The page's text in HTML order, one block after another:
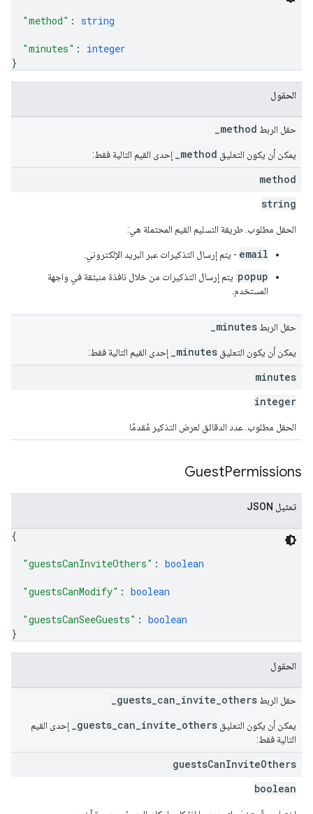
"method" : string
"minutes" : integer
}
الحقول
حقل الربط _method
يمكن أن يكون التعليق _method إحدى القيم التالية فقط:
method
string
الحقل مطلوب. طريقة التسليم القيم المحتملة هي:
email - يتم إرسال التذكيرات عبر البريد الإلكتروني.
popup: يتم إرسال التذكيرات من خلال نافذة منبثقة في واجهة
المستخدم.
حقل الربط _minutes
يمكن أن يكون التعليق _minutes إحدى القيم التالية فقط:
minutes
integer
الحقل مطلوب. عدد الدقائق لعرض التذكير مُقدمًا
GuestPermissions
تمثيل JSON
{
"guestsCanInviteOthers" : boolean
"guestsCanModify" : boolean
"guestsCanSeeGuests" : boolean
}
الحقول
حقل الربط _guests_can_invite_others
يمكن أن يكون التعليق _guests_can_invite_others
إحدى القيم
التالية فقط:
guestsCanInviteOthers
boolean